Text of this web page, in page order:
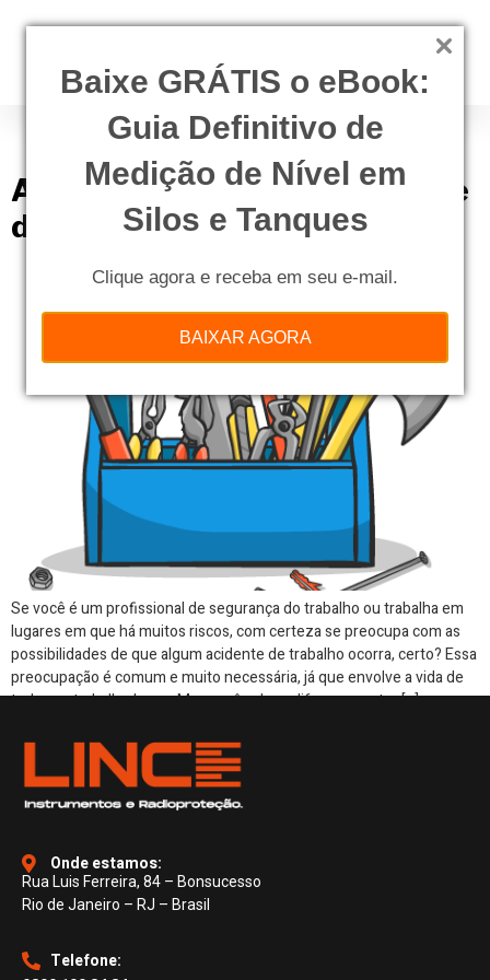
Baixe GRÁTIS o eBook:
Guia Definitivo de
Medição de Nível em
Silos e Tanques
Clique agora e receba em seu e-mail.
BAIXAR AGORA
Tag:incidente
Acidente de trabalho ou incidente
de trabalho? Saiba a diferença!
Se você é um profissional de segurança do trabalho ou trabalha em
lugares em que há muitos riscos, com certeza se preocupa com as
possibilidades de que algum acidente de trabalho ocorra, certo? Essa
preocupação é comum e muito necessária, já que envolve a vida de
todos os trabalhadores. Mas você sabe a diferença entre […]
Onde estamos:
Rua Luis Ferreira, 84 – Bonsucesso
Rio de Janeiro – RJ – Brasil
Telefone: